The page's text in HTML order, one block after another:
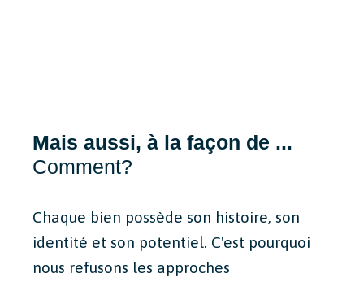
Mais aussi, à la façon de ...
Comment?
Chaque bien possède son histoire, son
identité et son potentiel. C'est pourquoi
nous refusons les approches